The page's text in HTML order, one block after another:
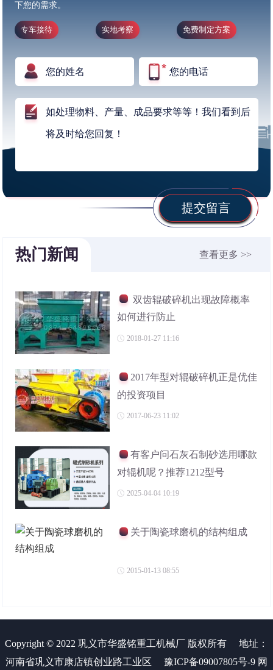
下您的需求。
专车接待 实地考察 免费制定方案
提交留言
热门新闻 查看更多 >>
双齿辊破碎机出现故障概率
如何进行防止
2018-01-27 11:16
2017年型对辊破碎机正是优佳
的投资项目
2017-06-23 11:02
有客户问石灰石制砂选用哪款
对辊机呢？推荐1212型号
2025-04-04 10:19
关于陶瓷球磨机的结构组成
2015-01-13 08:55
Copyright © 2022 巩义市华盛铭重工机械厂 版权所有
地址：
河南省巩义市康店镇创业路工业区
豫ICP备09007805号-9 网